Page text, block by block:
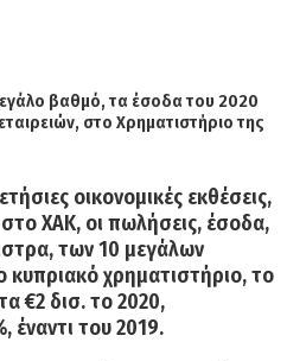
βαθμό, τα έσοδα του 2020
στο Χρηματιστήριο της
οικονομικές εκθέσεις,
ΧΑΚ, οι πωλήσεις, έσοδα,
των10 μεγάλων
κυπριακό χρηματιστήριο, το
€2 δισ. το 2020,
, έναντι του 2019.